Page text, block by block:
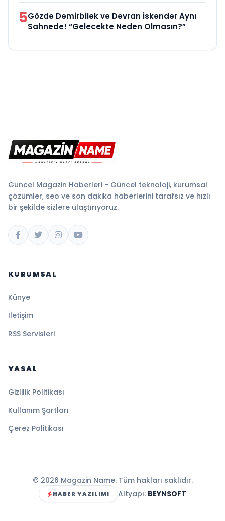
5Gözde Demirbilek ve Devran İskender Aynı
Sahnede! “Gelecekte Neden Olmasın?”
Güncel Magazin Haberleri - Güncel teknoloji, kurumsal
çözümler, seo ve son dakika haberlerini tarafsız ve hızlı
bir şekilde sizlere ulaştırıyoruz.
KURUMSAL
Künye
İletişim
RSS Servisleri
YASAL
Gizlilik Politikası
Kullanım Şartları
Çerez Politikası
© 2026 Magazin Name. Tüm hakları saklıdır.
HABER YAZILIMI Altyapı: BEYNSOFT